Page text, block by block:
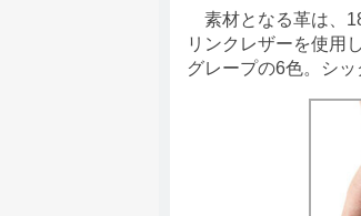
素材となる革は、
リンクレザーを使用
グレープの6色。シ